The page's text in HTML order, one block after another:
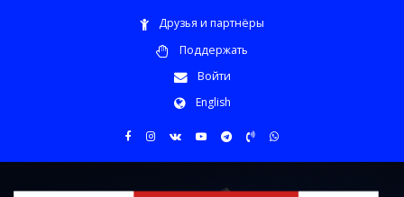
Друзья и партнёры
Поддержать
Войти
English